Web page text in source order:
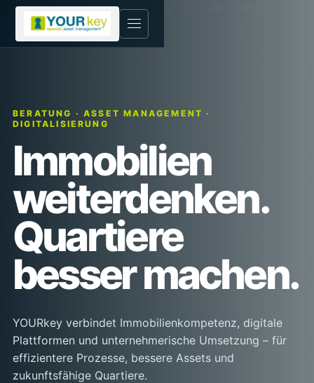
Menü öffnen
BERATUNG · ASSET MANAGEMENT ·
DIGITALISIERUNG
Immobilien
weiterdenken.
Quartiere
besser machen.
YOURkey verbindet Immobilienkompetenz, digitale
Plattformen und unternehmerische Umsetzung – für
effizientere Prozesse, bessere Assets und
zukunftsfähige Quartiere.